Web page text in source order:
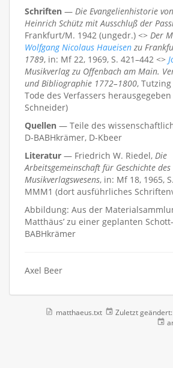
Schriften — Die Evangelienhistorie
Heinrich Schütz mit Ausschluß der
Frankfurt/M. 1942 (ungedr.) <> Der
Wolfgang Nicolaus Haueisen zu
1789, in: Mf 22, 1969, S. 421–442 <>
Musikverlag zu Offenbach am Main.
und Bibliographie 1772–1800,
Tode des Verfassers
Schneider)
Quellen — Teile des
D-BABHkrämer, D-Kbeer
Literatur — Friedrich W. Riedel, Die
Arbeitsgemeinschaft für Geschichte des
Musikverlagswesens, in: Mf 18, 1965,
MMM1 (dort ausführliches
Abbildung: Aus der
Matthäus’ zu einer geplanten
BABHkrämer
Axel Beer
matthaeus.txt Zuletzt geändert: